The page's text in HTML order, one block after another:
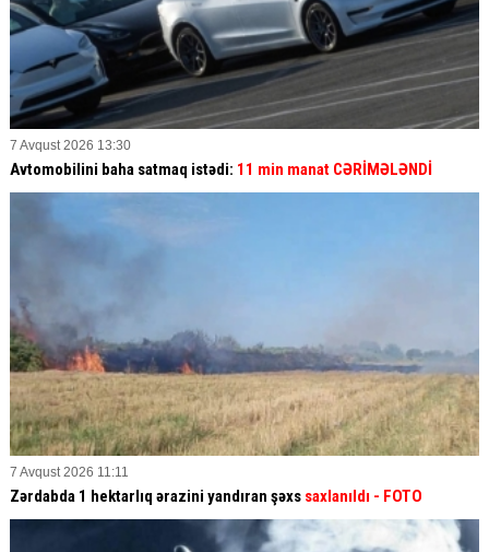
7 Avqust 2026 13:30
Avtomobilini baha satmaq istədi: 11 min manat CƏRİMƏLƏNDİ
7 Avqust 2026 11:11
Zərdabda 1 hektarlıq ərazini yandıran şəxs saxlanıldı - FOTO